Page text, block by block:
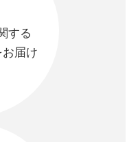
する
届け